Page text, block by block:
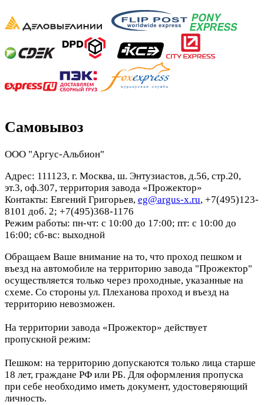
Самовывоз
ООО "Аргус-Альбион"
Адрес: 111123, г. Москва, ш. Энтузиастов, д.56, стр.20,
эт.3, оф.307, территория завода «Прожектор»
Контакты: Евгений Григорьев, eg@argus-x.ru, +7(495)123-
8101 доб. 2; +7(495)368-1176
Режим работы: пн-чт: с 10:00 до 17:00; пт: с 10:00 до
16:00; сб-вс: выходной
Обращаем Ваше внимание на то, что проход пешком и
въезд на автомобиле на территорию завода "Прожектор"
осуществляется только через проходные, указанные на
схеме. Со стороны ул. Плеханова проход и въезд на
территорию невозможен.
На территории завода «Прожектор» действует
пропускной режим:
Пешком: на территорию допускаются только лица старше
18 лет, граждане РФ или РБ. Для оформления пропуска
при себе необходимо иметь документ, удостоверяющий
личность.